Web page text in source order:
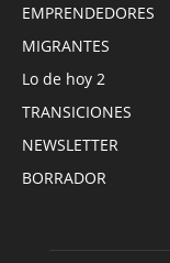
EMPRENDEDORES
MIGRANTES
Lo de hoy 2
TRANSICIONES
NEWSLETTER
BORRADOR